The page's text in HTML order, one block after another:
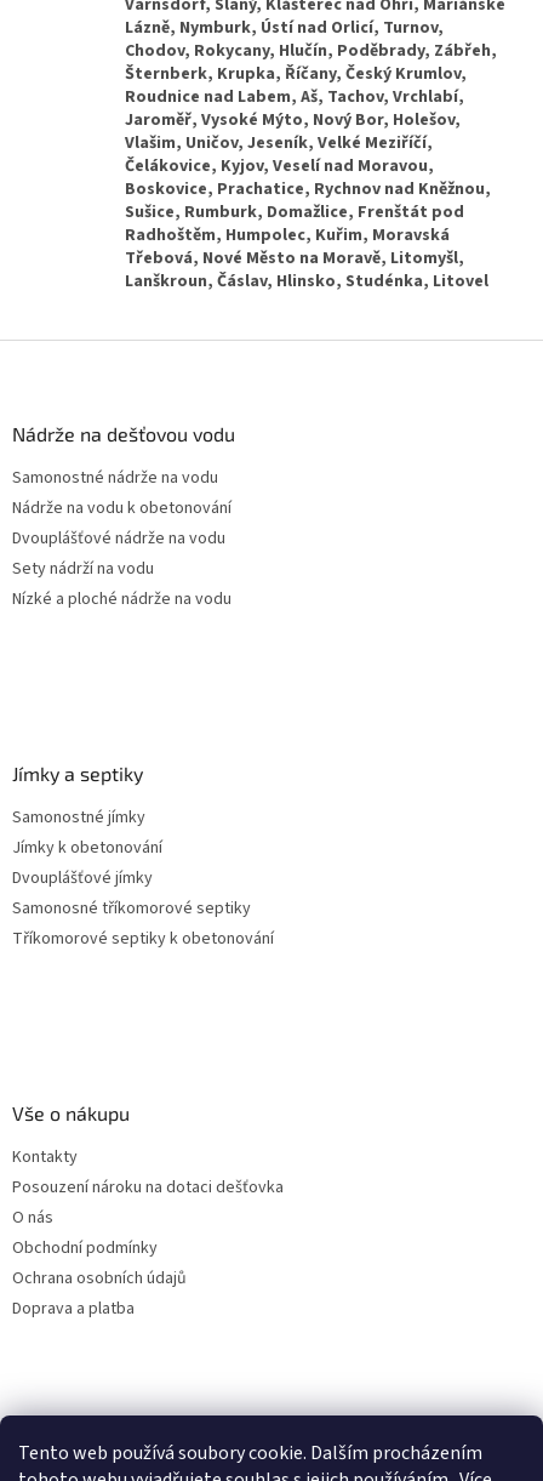
Tento web používá soubory cookie. Dalším procházením
Nádrže na dešťovou vodu
Samonostné nádrže na vodu
Nádrže na vodu k obetonování
Dvouplášťové nádrže na vodu
Sety nádrží na vodu
Nízké a ploché nádrže na vodu
Jímky a septiky
Samonostné jímky
Jímky k obetonování
Dvouplášťové jímky
Samonosné tříkomorové septiky
Tříkomorové septiky k obetonování
Vše o nákupu
Kontakty
Posouzení nároku na dotaci dešťovka
O nás
Obchodní podmínky
Ochrana osobních údajů
Doprava a platba
Filtry dešťové vody
Online